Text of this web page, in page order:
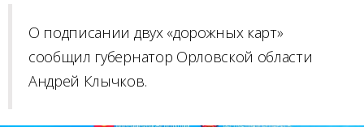
О подписании двух «дорожных карт»
сообщил губернатор Орловской области
Андрей Клычков.